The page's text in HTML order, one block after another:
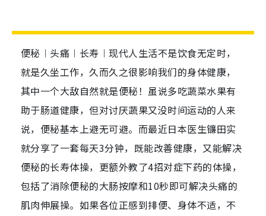
便秘︱头痛︱长寿︱现代人生活不是饮食无定时，
就是久坐工作，久而久之很影响我们的身体健康，
其中一个大敌自然就是便秘！虽说多吃蔬菜水果有
助于肠道健康，但对讨厌蔬果又没时间运动的人来
说，便秘基本上避无可避。而最近日本医生镰田实
就分享了一套每天3分钟，既能改善健康，又能解决
便秘的长寿体操，更额外教了4招对症下药的体操，
包括了消除便秘的大肠按摩和10秒即可解决头痛的
肌肉伸展操。如果各位正感到排便、身体不适，不